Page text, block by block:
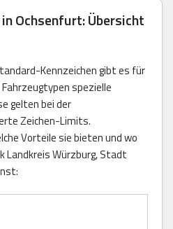
Ochsenfurt: Übersicht
Kennzeichen gibt es für
spezielle
gelten bei der
Zeichen-Limits.
Vorteile sie bieten und wo
Landkreis Würzburg, Stadt